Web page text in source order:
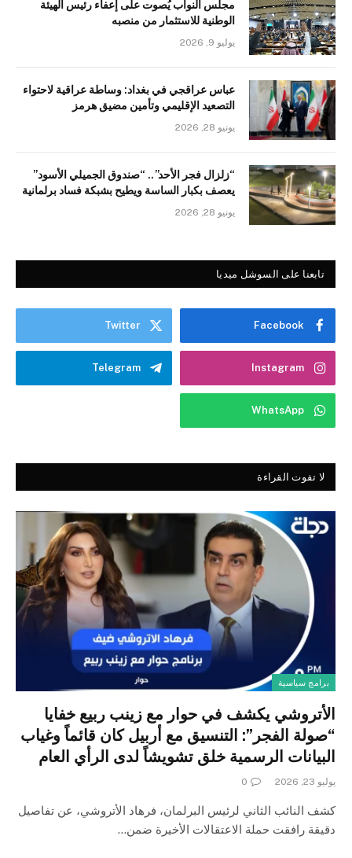
مجلس النواب يُصوت على إعفاء رئيس الهيئة
الوطنية للاستثمار من منصبه
يوليو 9, 2026
عباس عراقجي في بغداد: وساطة عراقية لاحتواء
التصعيد الإقليمي وتأمين مضيق هرمز
يونيو 28, 2026
“زلزال فجر الأحد”.. “صندوق الجميلي الأسود”
يعصف بكبار الساسة ويطيح بشبكة فساد برلمانية
يونيو 28, 2026
تابعنا على السوشل ميديا
Facebook
Twitter
Instagram
Telegram
WhatsApp
لا تفوت القراءة
برامج سياسية
الأتروشي يكشف في حوار مع زينب ربيع خفايا
“صولة الفجر”: التنسيق مع أربيل كان قائماً وغياب
البيانات الرسمية خلق تشويشاً لدى الرأي العام
يوليو 23, 2026 0
كشف النائب الثاني لرئيس البرلمان، فرهاد الأتروشي، عن تفاصيل
دقيقة رافقت حملة الاعتقالات الأخيرة ضمن…